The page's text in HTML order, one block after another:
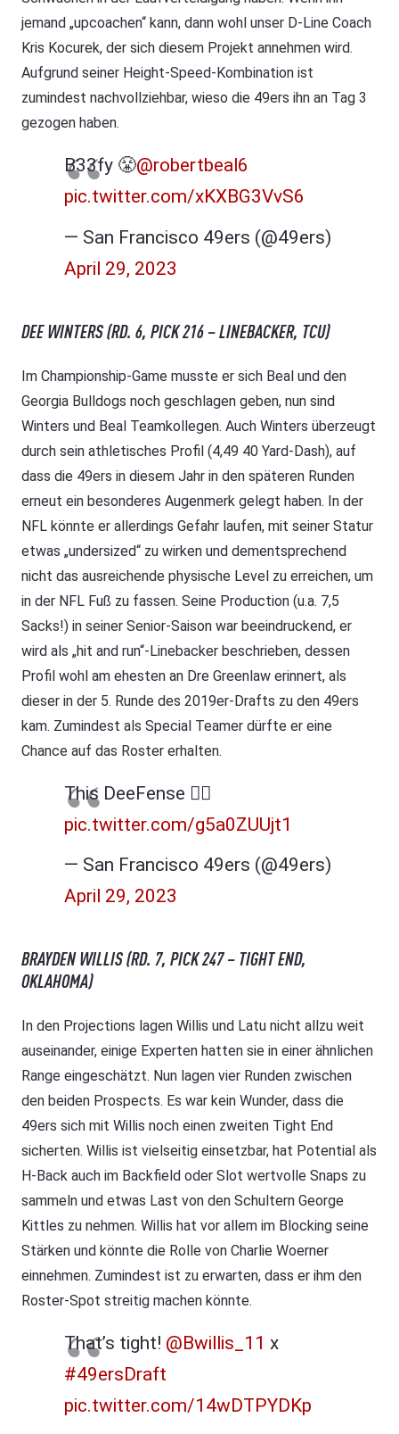
jemand „upcoachen“ kann, dann wohl unser D-Line Coach
Kris Kocurek, der sich diesem Projekt annehmen wird.
Aufgrund seiner Height-Speed-Kombination ist
zumindest nachvollziehbar, wieso die 49ers ihn an Tag 3
gezogen haben.
B33fy 😤@robertbeal6
pic.twitter.com/xKXBG3VvS6
— San Francisco 49ers (@49ers)
April 29, 2023
DEE WINTERS (RD. 6, PICK 216 – LINEBACKER, TCU)
Im Championship-Game musste er sich Beal und den
Georgia Bulldogs noch geschlagen geben, nun sind
Winters und Beal Teamkollegen. Auch Winters überzeugt
durch sein athletisches Profil (4,49 40 Yard-Dash), auf
dass die 49ers in diesem Jahr in den späteren Runden
erneut ein besonderes Augenmerk gelegt haben. In der
NFL könnte er allerdings Gefahr laufen, mit seiner Statur
etwas „undersized“ zu wirken und dementsprechend
nicht das ausreichende physische Level zu erreichen, um
in der NFL Fuß zu fassen. Seine Production (u.a. 7,5
Sacks!) in seiner Senior-Saison war beeindruckend, er
wird als „hit and run“-Linebacker beschrieben, dessen
Profil wohl am ehesten an Dre Greenlaw erinnert, als
dieser in der 5. Runde des 2019er-Drafts zu den 49ers
kam. Zumindest als Special Teamer dürfte er eine
Chance auf das Roster erhalten.
This DeeFense 😮‍💨
pic.twitter.com/g5a0ZUUjt1
— San Francisco 49ers (@49ers)
April 29, 2023
BRAYDEN WILLIS (RD. 7, PICK 247 – TIGHT END,
OKLAHOMA)
In den Projections lagen Willis und Latu nicht allzu weit
auseinander, einige Experten hatten sie in einer ähnlichen
Range eingeschätzt. Nun lagen vier Runden zwischen
den beiden Prospects. Es war kein Wunder, dass die
49ers sich mit Willis noch einen zweiten Tight End
sicherten. Willis ist vielseitig einsetzbar, hat Potential als
H-Back auch im Backfield oder Slot wertvolle Snaps zu
sammeln und etwas Last von den Schultern George
Kittles zu nehmen. Willis hat vor allem im Blocking seine
Stärken und könnte die Rolle von Charlie Woerner
einnehmen. Zumindest ist zu erwarten, dass er ihm den
Roster-Spot streitig machen könnte.
That’s tight! @Bwillis_11 x
#49ersDraft
pic.twitter.com/14wDTPYDKp